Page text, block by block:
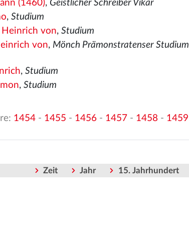
(1460), Geistlicher Schreiber Vikar
,Studium
von,Studium
von, Mönch Prämonstratenser Studium
,Studium
,Studium
1454 - 1455 - 1456 - 1457 - 1458 - 1459
Zeit Jahr 15. Jahrhundert